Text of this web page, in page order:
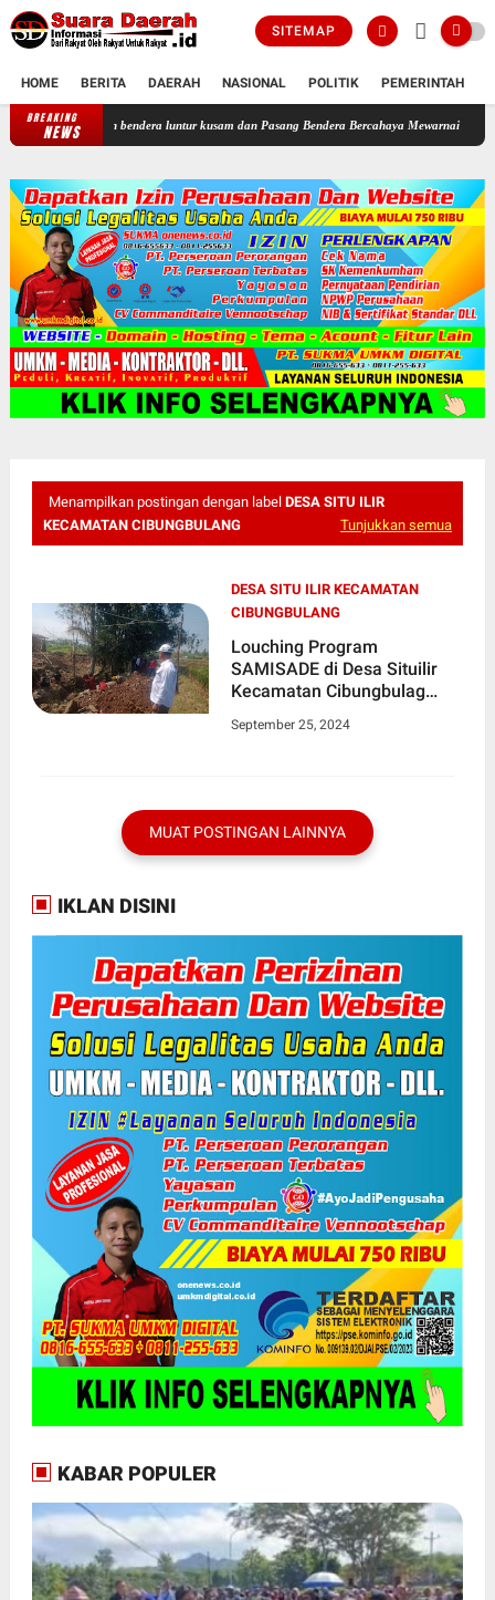
SITEMAP
HOME BERITA DAERAH NASIONAL POLITIK PEMERINTAH
BREAKING
NEWS
Tertibkan bendera luntur kusam dan Pasang Bendera Bercahaya Mewarnai Indonesia
Menampilkan postingan dengan label DESA SITU ILIR
KECAMATAN CIBUNGBULANG
Tunjukkan semua
DESA SITU ILIR KECAMATAN
CIBUNGBULANG
Louching Program
SAMISADE di Desa Situilir
Kecamatan Cibungbulag
Dan UPT V Infraskturktur
September 25, 2024
MUAT POSTINGAN LAINNYA
IKLAN DISINI
KABAR POPULER